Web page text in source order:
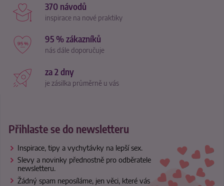
370 návodů
inspirace na nové praktiky
95 % zákazníků
nás dále doporučuje
za 2 dny
je zásilka průměrně u vás
Přihlaste se do newsletteru
Inspirace, tipy a vychytávky na lepší sex.
Slevy a novinky přednostně pro odběratele
newsletteru.
Žádný spam neposíláme, jen věci, které vás